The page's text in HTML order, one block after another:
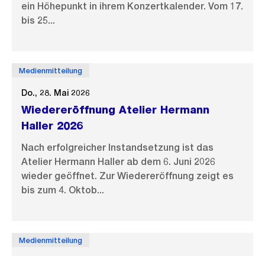
ein Höhepunkt in ihrem Konzertkalender. Vom 17.
bis 25...
Medienmitteilung
Do., 28. Mai 2026
Wiedereröffnung Atelier Hermann
Haller 2026
Nach erfolgreicher Instandsetzung ist das
Atelier Hermann Haller ab dem 6. Juni 2026
wieder geöffnet. Zur Wiedereröffnung zeigt es
bis zum 4. Oktob...
Medienmitteilung